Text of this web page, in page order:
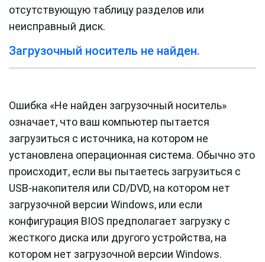
отсутствующую таблицу разделов или
неисправный диск.
Загрузочный носитель не найден.
Ошибка «Не найден загрузочный носитель»
означает, что ваш компьютер пытается
загрузиться с источника, на котором не
установлена ​​операционная система. Обычно это
происходит, если вы пытаетесь загрузиться с
USB-накопителя или CD/DVD, на котором нет
загрузочной версии Windows, или если
конфигурация BIOS предполагает загрузку с
жесткого диска или другого устройства, на
котором нет загрузочной версии Windows.